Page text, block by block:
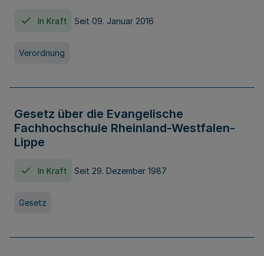
In Kraft Seit 09. Januar 2016
Verordnung
Gesetz über die Evangelische
Fachhochschule Rheinland-Westfalen-
Lippe
In Kraft Seit 29. Dezember 1987
Gesetz